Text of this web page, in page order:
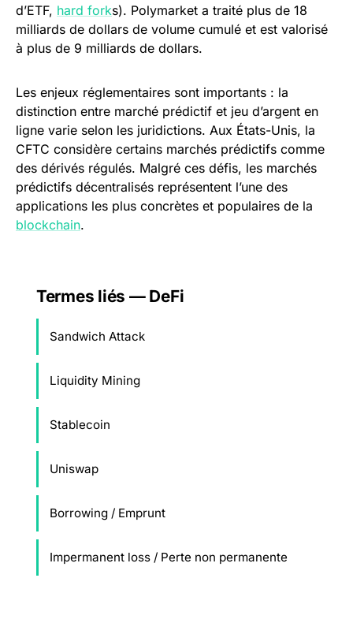
d’ETF, hard forks). Polymarket a traité plus de 18
milliards de dollars de volume cumulé et est valorisé
à plus de 9 milliards de dollars.
Les enjeux réglementaires sont importants : la
distinction entre marché prédictif et jeu d’argent en
ligne varie selon les juridictions. Aux États-Unis, la
CFTC considère certains marchés prédictifs comme
des dérivés régulés. Malgré ces défis, les marchés
prédictifs décentralisés représentent l’une des
applications les plus concrètes et populaires de la
blockchain.
Termes liés — DeFi
Sandwich Attack
Liquidity Mining
Stablecoin
Uniswap
Borrowing / Emprunt
Impermanent loss / Perte non permanente